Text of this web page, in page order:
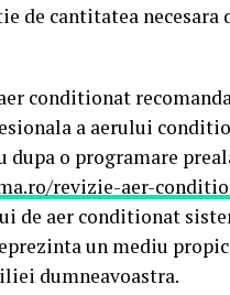
de cantitatea necesara
conditionat
a aerului
o programare
revizie-aer-
de aer conditionat
un mediu
dumneavoastra.